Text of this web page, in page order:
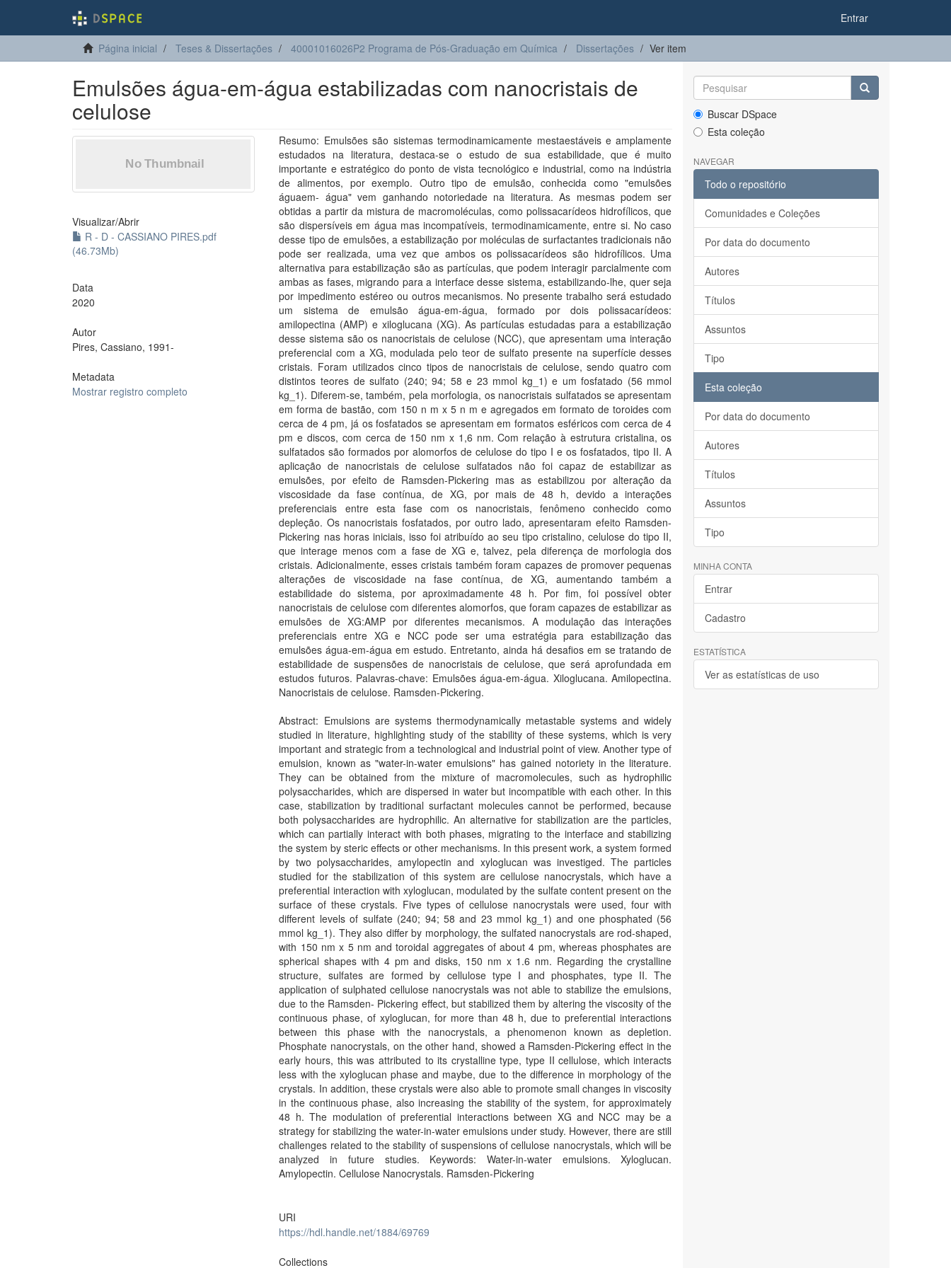
Entrar
Página inicial Teses & Dissertações 40001016026P2 Programa de Pós-Graduação em Química Dissertações Ver item
Emulsões água-em-água estabilizadas com nanocristais de
celulose
Visualizar/Abrir
R - D - CASSIANO PIRES.pdf
(46.73Mb)
Data
2020
Autor
Pires, Cassiano, 1991-
Metadata
Mostrar registro completo
Resumo: Emulsões são sistemas termodinamicamente mestaestáveis e amplamente
estudados na literatura, destaca-se o estudo de sua estabilidade, que é muito
importante e estratégico do ponto de vista tecnológico e industrial, como na indústria
de alimentos, por exemplo. Outro tipo de emulsão, conhecida como "emulsões
águaem- água" vem ganhando notoriedade na literatura. As mesmas podem ser
obtidas a partir da mistura de macromoléculas, como polissacarídeos hidrofílicos, que
são dispersíveis em água mas incompatíveis, termodinamicamente, entre si. No caso
desse tipo de emulsões, a estabilização por moléculas de surfactantes tradicionais não
pode ser realizada, uma vez que ambos os polissacarídeos são hidrofílicos. Uma
alternativa para estabilização são as partículas, que podem interagir parcialmente com
ambas as fases, migrando para a interface desse sistema, estabilizando-lhe, quer seja
por impedimento estéreo ou outros mecanismos. No presente trabalho será estudado
um sistema de emulsão água-em-água, formado por dois polissacarídeos:
amilopectina (AMP) e xiloglucana (XG). As partículas estudadas para a estabilização
desse sistema são os nanocristais de celulose (NCC), que apresentam uma interação
preferencial com a XG, modulada pelo teor de sulfato presente na superfície desses
cristais. Foram utilizados cinco tipos de nanocristais de celulose, sendo quatro com
distintos teores de sulfato (240; 94; 58 e 23 mmol kg_1) e um fosfatado (56 mmol
kg_1). Diferem-se, também, pela morfologia, os nanocristais sulfatados se apresentam
em forma de bastão, com 150 n m x 5 n m e agregados em formato de toroides com
cerca de 4 pm, já os fosfatados se apresentam em formatos esféricos com cerca de 4
pm e discos, com cerca de 150 nm x 1,6 nm. Com relação à estrutura cristalina, os
sulfatados são formados por alomorfos de celulose do tipo I e os fosfatados, tipo II. A
aplicação de nanocristais de celulose sulfatados não foi capaz de estabilizar as
emulsões, por efeito de Ramsden-Pickering mas as estabilizou por alteração da
viscosidade da fase contínua, de XG, por mais de 48 h, devido a interações
preferenciais entre esta fase com os nanocristais, fenômeno conhecido como
depleção. Os nanocristais fosfatados, por outro lado, apresentaram efeito Ramsden-
Pickering nas horas iniciais, isso foi atribuído ao seu tipo cristalino, celulose do tipo II,
que interage menos com a fase de XG e, talvez, pela diferença de morfologia dos
cristais. Adicionalmente, esses cristais também foram capazes de promover pequenas
alterações de viscosidade na fase contínua, de XG, aumentando também a
estabilidade do sistema, por aproximadamente 48 h. Por fim, foi possível obter
nanocristais de celulose com diferentes alomorfos, que foram capazes de estabilizar as
emulsões de XG:AMP por diferentes mecanismos. A modulação das interações
preferenciais entre XG e NCC pode ser uma estratégia para estabilização das
emulsões água-em-água em estudo. Entretanto, ainda há desafios em se tratando de
estabilidade de suspensões de nanocristais de celulose, que será aprofundada em
estudos futuros. Palavras-chave: Emulsões água-em-água. Xiloglucana. Amilopectina.
Nanocristais de celulose. Ramsden-Pickering.
Abstract: Emulsions are systems thermodynamically metastable systems and widely
studied in literature, highlighting study of the stability of these systems, which is very
important and strategic from a technological and industrial point of view. Another type of
emulsion, known as "water-in-water emulsions" has gained notoriety in the literature.
They can be obtained from the mixture of macromolecules, such as hydrophilic
polysaccharides, which are dispersed in water but incompatible with each other. In this
case, stabilization by traditional surfactant molecules cannot be performed, because
both polysaccharides are hydrophilic. An alternative for stabilization are the particles,
which can partially interact with both phases, migrating to the interface and stabilizing
the system by steric effects or other mechanisms. In this present work, a system formed
by two polysaccharides, amylopectin and xyloglucan was investiged. The particles
studied for the stabilization of this system are cellulose nanocrystals, which have a
preferential interaction with xyloglucan, modulated by the sulfate content present on the
surface of these crystals. Five types of cellulose nanocrystals were used, four with
different levels of sulfate (240; 94; 58 and 23 mmol kg_1) and one phosphated (56
mmol kg_1). They also differ by morphology, the sulfated nanocrystals are rod-shaped,
with 150 nm x 5 nm and toroidal aggregates of about 4 pm, whereas phosphates are
spherical shapes with 4 pm and disks, 150 nm x 1.6 nm. Regarding the crystalline
structure, sulfates are formed by cellulose type I and phosphates, type II. The
application of sulphated cellulose nanocrystals was not able to stabilize the emulsions,
due to the Ramsden- Pickering effect, but stabilized them by altering the viscosity of the
continuous phase, of xyloglucan, for more than 48 h, due to preferential interactions
between this phase with the nanocrystals, a phenomenon known as depletion.
Phosphate nanocrystals, on the other hand, showed a Ramsden-Pickering effect in the
early hours, this was attributed to its crystalline type, type II cellulose, which interacts
less with the xyloglucan phase and maybe, due to the difference in morphology of the
crystals. In addition, these crystals were also able to promote small changes in viscosity
in the continuous phase, also increasing the stability of the system, for approximately
48 h. The modulation of preferential interactions between XG and NCC may be a
strategy for stabilizing the water-in-water emulsions under study. However, there are still
challenges related to the stability of suspensions of cellulose nanocrystals, which will be
analyzed in future studies. Keywords: Water-in-water emulsions. Xyloglucan.
Amylopectin. Cellulose Nanocrystals. Ramsden-Pickering
URI
https://hdl.handle.net/1884/69769
Collections
Buscar DSpace
Esta coleção
NAVEGAR
Todo o repositório
Comunidades e Coleções
Por data do documento
Autores
Títulos
Assuntos
Tipo
Esta coleção
Por data do documento
Autores
Títulos
Assuntos
Tipo
MINHA CONTA
Entrar
Cadastro
ESTATÍSTICA
Ver as estatísticas de uso